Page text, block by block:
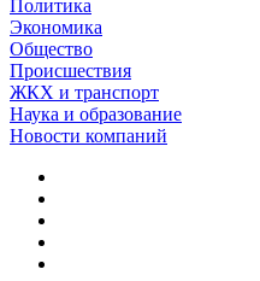
Политика
Экономика
Общество
Происшествия
ЖКХ и транспорт
Наука и образование
Новости компаний